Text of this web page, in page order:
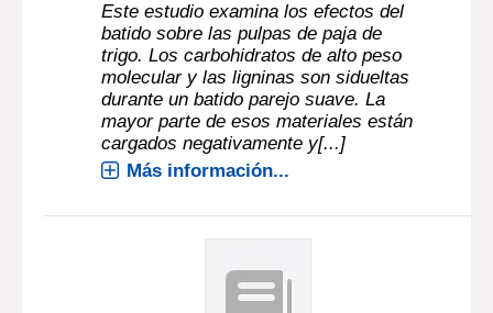
Este estudio examina los efectos del
batido sobre las pulpas de paja de
trigo. Los carbohidratos de alto peso
molecular y las ligninas son sidueltas
durante un batido parejo suave. La
mayor parte de esos materiales están
cargados negativamente y[...]
Más información...